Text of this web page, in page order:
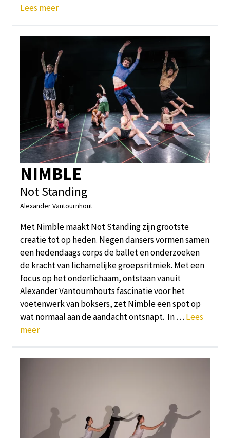
Lees meer
NIMBLE
Not Standing
Alexander Vantournhout
Met Nimble maakt Not Standing zijn grootste
creatie tot op heden. Negen dansers vormen samen
een hedendaags corps de ballet en onderzoeken
de kracht van lichamelijke groepsritmiek. Met een
focus op het onderlichaam, ontstaan vanuit
Alexander Vantournhouts fascinatie voor het
voetenwerk van boksers, zet Nimble een spot op
wat normaal aan de aandacht ontsnapt. In … Lees
meer